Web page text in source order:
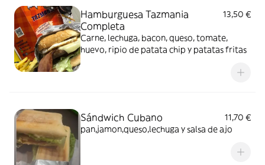
Hamburguesa Tazmania
Completa
13,50 €
Carne, lechuga, bacon, queso, tomate,
huevo, ripio de patata chip y patatas fritas
Sándwich Cubano
11,70 €
pan,jamon,queso,lechuga y salsa de ajo